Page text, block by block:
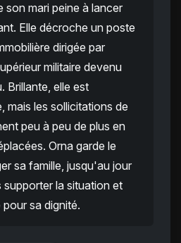
son mari peine à lancer
Elle décroche un poste
dirigée par
militaire devenu
Brillante, elle est
mais les sollicitations de
peu à peu de plus en
Orna garde le
sa famille, jusqu'au jour
supporter la situation et
sa dignité.